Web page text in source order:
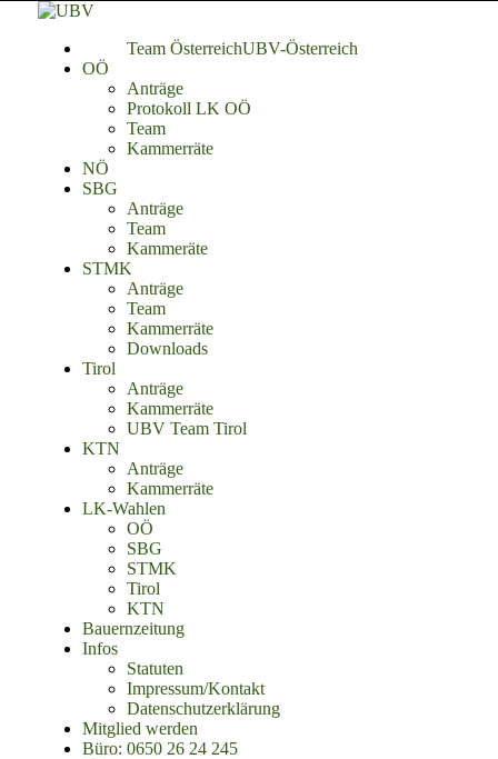
UBV-Österreich
Team Österreich
OÖ
Anträge
Protokoll LK OÖ
Team
Kammerräte
NÖ
SBG
Anträge
Team
Kammeräte
STMK
Anträge
Team
Kammerräte
Downloads
Tirol
Anträge
Kammerräte
UBV Team Tirol
KTN
Anträge
Kammerräte
LK-Wahlen
OÖ
SBG
STMK
Tirol
KTN
Bauernzeitung
Infos
Statuten
Impressum/Kontakt
Datenschutzerklärung
Mitglied werden
Büro: 0650 26 24 245